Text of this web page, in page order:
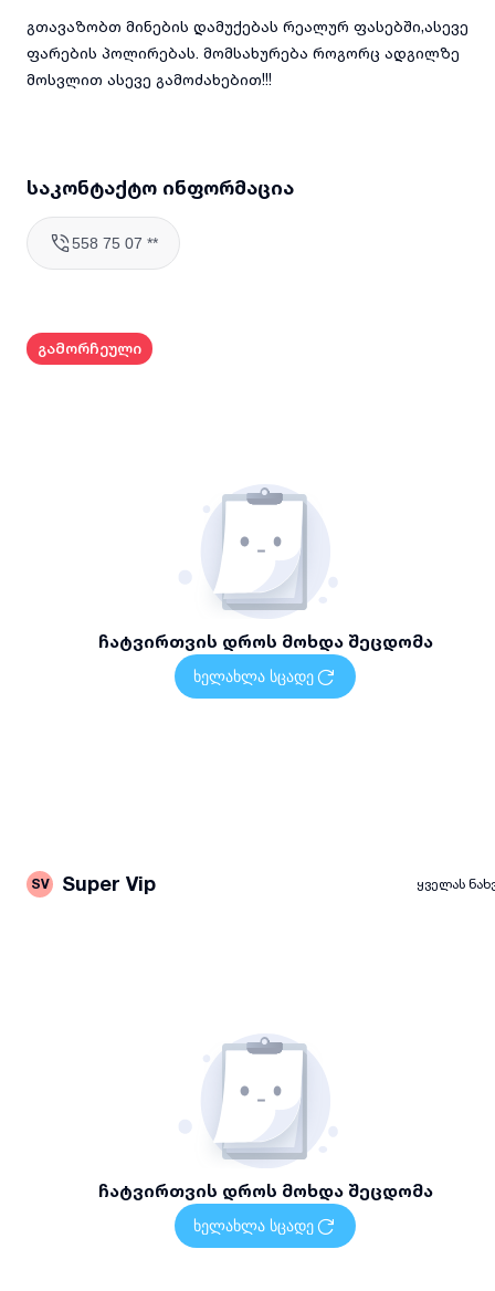
გთავაზობთ მინების დამუქებას რეალურ ფასებში,ასევე
ფარების პოლირებას. მომსახურება როგორც ადგილზე
მოსვლით ასევე გამოძახებით!!!
საკონტაქტო ინფორმაცია
558 75 07 **
გამორჩეული
ჩატვირთვის დროს მოხდა შეცდომა
ხელახლა სცადე
SV Super Vip ყველას
ჩატვირთვის დროს მოხდა შეცდომა
ხელახლა სცადე